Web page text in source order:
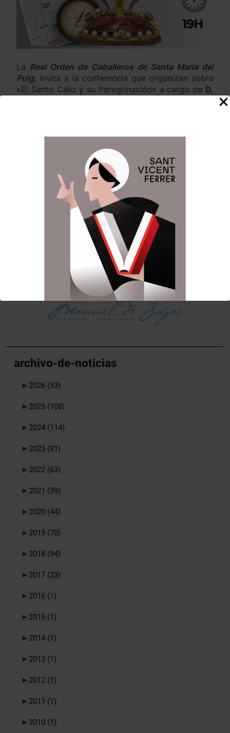
La Real Orden de Caballeros de Santa María del
Puig, invita a la conferencia que organizan sobre
«El Santo Cáliz y su Peregrinación» a cargo de D.
Navegación
entradas
Anterior:
II Jornada de
reflexión y estudio
Siguiente:
Mª José Llorens
Nombramiento de la
Clavariesa Mayor del
Altar del Carrer de la
Mar.
archivo-de-noticias
► 2026 (53)
► 2025 (108)
► 2024 (114)
► 2023 (81)
► 2022 (63)
► 2021 (39)
► 2020 (44)
► 2019 (70)
► 2018 (94)
► 2017 (23)
► 2016 (1)
► 2015 (1)
► 2014 (1)
► 2013 (1)
► 2012 (1)
► 2011 (1)
► 2010 (1)